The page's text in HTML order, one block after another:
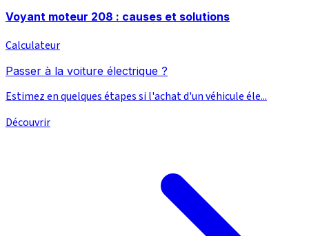
Voyant moteur 208 : causes et solutions
Calculateur
Passer à la voiture électrique ?
Estimez en quelques étapes si l'achat d'un véhicule éle...
Découvrir